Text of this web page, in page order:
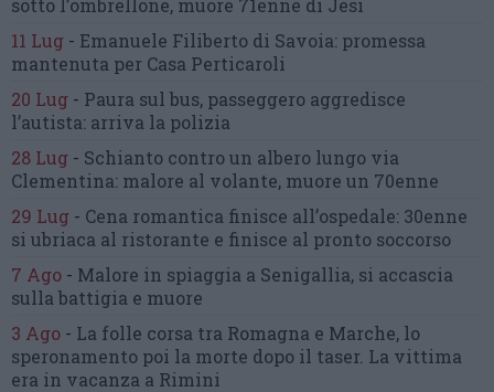
sotto l’ombrellone, muore 71enne di Jesi
11 Lug - Emanuele Filiberto di Savoia: promessa
mantenuta per Casa Perticaroli
20 Lug - Paura sul bus, passeggero aggredisce
l’autista: arriva la polizia
28 Lug - Schianto contro un albero lungo via
Clementina: malore al volante, muore un 70enne
29 Lug - Cena romantica finisce all’ospedale: 30enne
si ubriaca al ristorante e finisce al pronto soccorso
7 Ago - Malore in spiaggia a Senigallia, si accascia
sulla battigia e muore
3 Ago - La folle corsa tra Romagna e Marche, lo
speronamento poi la morte dopo il taser. La vittima
era in vacanza a Rimini